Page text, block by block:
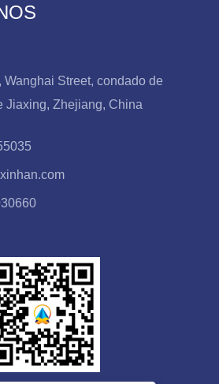
Wanghai Street, condado de
Jiaxing, Zhejiang, China